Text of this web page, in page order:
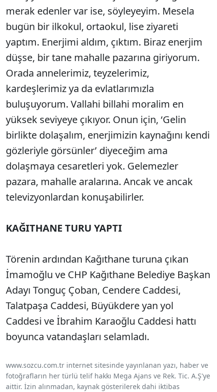
merak edenler var ise, söyleyeyim. Mesela
bugün bir ilkokul, ortaokul, lise ziyareti
yaptım. Enerjimi aldım, çıktım. Biraz enerjim
düşse, bir tane mahalle pazarına giriyorum.
Orada annelerimiz, teyzelerimiz,
kardeşlerimiz ya da evlatlarımızla
buluşuyorum. Vallahi billahi moralim en
yüksek seviyeye çıkıyor. Onun için, ‘Gelin
birlikte dolaşalım, enerjimizin kaynağını kendi
gözleriyle görsünler’ diyeceğim ama
dolaşmaya cesaretleri yok. Gelemezler
pazara, mahalle aralarına. Ancak ve ancak
televizyonlardan konuşabilirler.
KAĞITHANE TURU YAPTI
Törenin ardından Kağıthane turuna çıkan
İmamoğlu ve CHP Kağıthane Belediye Başkan
Adayı Tonguç Çoban, Cendere Caddesi,
Talatpaşa Caddesi, Büyükdere yan yol
Caddesi ve İbrahim Karaoğlu Caddesi hattı
boyunca vatandaşları selamladı.
www.sozcu.com.tr internet sitesinde yayınlanan yazı, haber ve
fotoğrafların her türlü telif hakkı Mega Ajans ve Rek. Tic. A.Ş'ye
aittir. İzin alınmadan, kaynak gösterilerek dahi iktibas